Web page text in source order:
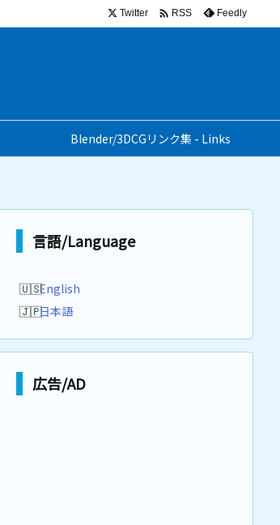
Blender/3DCGリンク集 - Links
Twitter  RSS Feedly
言語/Language
English
日本語
広告/AD